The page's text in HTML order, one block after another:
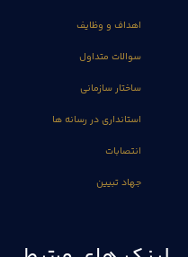
اهداف و وظایف
سوالات متداول
ساختار سازمانی
استانداری در رسانه ها
انتصابات
جهاد تبیین